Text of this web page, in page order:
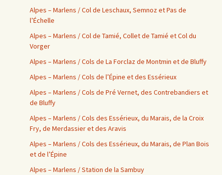
Alpes – Marlens / Col de Leschaux, Semnoz et Pas de
l’Échelle
Alpes – Marlens / Col de Tamié, Collet de Tamié et Col du
Vorger
Alpes – Marlens / Cols de La Forclaz de Montmin et de Bluffy
Alpes – Marlens / Cols de l’Épine et des Essérieux
Alpes – Marlens / Cols de Pré Vernet, des Contrebandiers et
de Bluffy
Alpes – Marlens / Cols des Essérieux, du Marais, de la Croix
Fry, de Merdassier et des Aravis
Alpes – Marlens / Cols des Essérieux, du Marais, de Plan Bois
et de l’Épine
Alpes – Marlens / Station de la Sambuy